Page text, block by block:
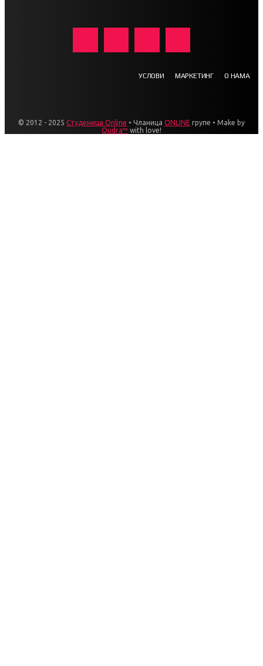
УСЛОВИ МАРКЕТИНГ О НАМА
© 2012 - 2025 Студеница Online • Чланица ONLINE групе • Make by
Qudra™ with love!